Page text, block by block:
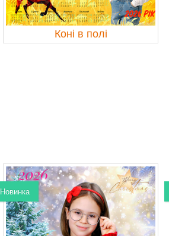
Коні в полі
Новинка